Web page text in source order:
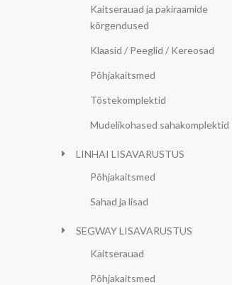
Kaitserauad ja pakiraamide
kõrgendused
Klaasid / Peeglid / Kereosad
Põhjakaitsmed
Tõstekomplektid
Mudelikohased sahakomplektid
LINHAI LISAVARUSTUS
Põhjakaitsmed
Sahad ja lisad
SEGWAY LISAVARUSTUS
Kaitserauad
Põhjakaitsmed